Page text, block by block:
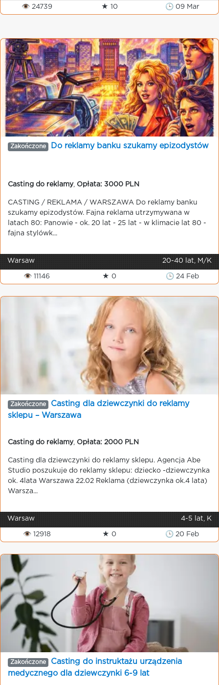
👁 24739 ★ 10 🕒 09 Mar
Zakończone Do reklamy banku szukamy epizodystów
Casting do reklamy, Opłata: 3000 PLN
CASTING / REKLAMA / WARSZAWA Do reklamy banku
szukamy epizodystów. Fajna reklama utrzymywana w
latach 80: Panowie - ok. 20 lat - 25 lat - w klimacie lat 80 -
fajna stylówk...
Warsaw 20-40 lat, M/K
👁 11146 ★ 0 🕒 24 Feb
Zakończone
Casting dla dziewczynki do reklamy
sklepu – Warszawa
Casting do reklamy, Opłata: 2000 PLN
Casting dla dziewczynki do reklamy sklepu. Agencja Abe
Studio poszukuje do reklamy sklepu: dziecko -dziewczynka
ok. 4lata Warszawa 22.02 Reklama (dziewczynka ok.4 lata)
Warsza...
Warsaw 4-5 lat, K
👁 12918 ★ 0 🕒 20 Feb
Zakończone
Casting do instruktażu urządzenia
medycznego dla dziewczynki 6-9 lat